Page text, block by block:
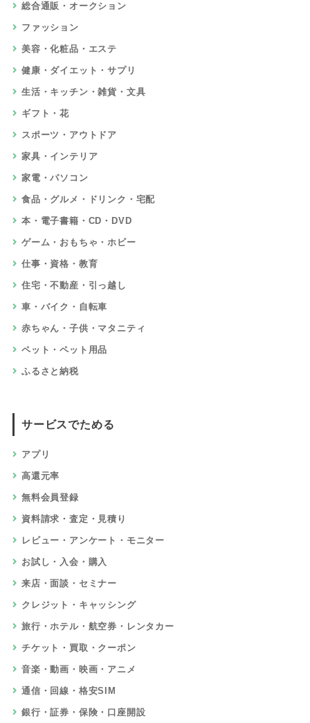
総合通販・オークション
ファッション
美容・化粧品・エステ
健康・ダイエット・サプリ
生活・キッチン・雑貨・文具
ギフト・花
スポーツ・アウトドア
家具・インテリア
家電・パソコン
食品・グルメ・ドリンク・宅配
本・電子書籍・CD・DVD
ゲーム・おもちゃ・ホビー
仕事・資格・教育
住宅・不動産・引っ越し
車・バイク・自転車
赤ちゃん・子供・マタニティ
ペット・ペット用品
ふるさと納税
サービスでためる
アプリ
高還元率
無料会員登録
資料請求・査定・見積り
レビュー・アンケート・モニター
お試し・入会・購入
来店・面談・セミナー
クレジット・キャッシング
旅行・ホテル・航空券・レンタカー
チケット・買取・クーポン
音楽・動画・映画・アニメ
通信・回線・格安SIM
銀行・証券・保険・口座開設